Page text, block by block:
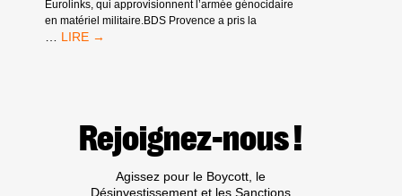
SYSTEMS
Eurolinks, qui approvisionnent l’armée génocidaire
en matériel militaire.BDS Provence a pris la
RETOURS
CONTRE
L’ARMEMENT
Rejoignez-nous !
Agissez pour le Boycott, le
Désinvestissement et les Sanctions